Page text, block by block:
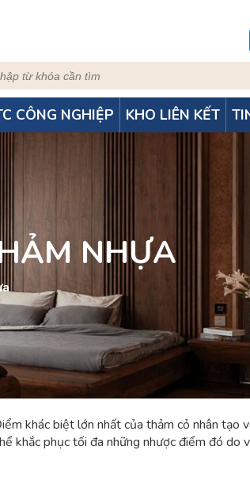
CÔNG NGHIỆP KHO LIÊN KẾT
NHỰA
khác biệt lớn nhất của thảm cỏ nhân tạo
khắc phục tối đa những nhược điểm đó do